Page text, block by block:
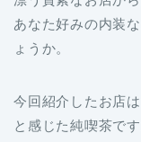
あなた好みの内装
ょうか。
と感じた純喫茶で
すが、時間が限ら